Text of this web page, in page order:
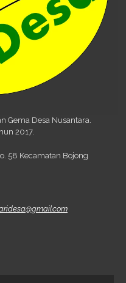
Gema Desa Nusantara.
2017.
58 Kecamatan Bojong